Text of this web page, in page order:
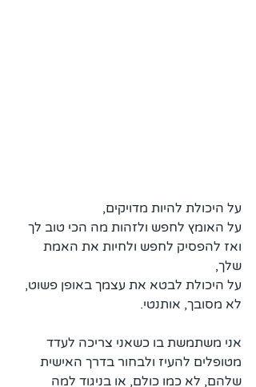
על היכולת להיות מדויקים,
על האומץ לחפש ולזהות מה הכי טוב לך
ואז להפסיק לחפש ולחיות את האמת
שלך,
על היכולת לבטא את עצמך באופן פשוט,
לא מסובך, אותנטי.
אני משתמשת בו כשאני צריכה לעדד
מטופלים להעיז ולבחור בדרך האישית
שלהם, לא כמו כולם, או בניגוד למה